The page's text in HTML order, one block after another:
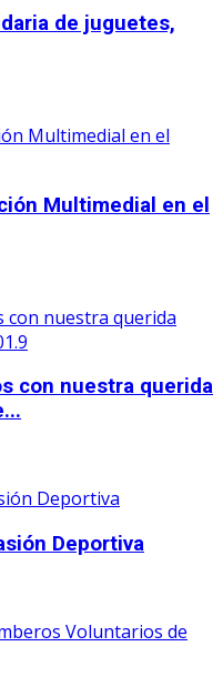
de juguetes,
Multimedial en el
con nuestra querida
Deportiva